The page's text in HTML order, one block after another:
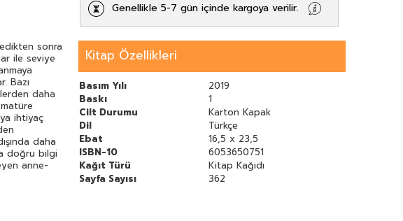
Genellikle 5-7 gün içinde kargoya verilir.
sonra
ile seviye
Bazı
daha
ihtiyaç
daha
doğru bilgi
anne-
babalar
iyi sonucu
Kitap Özellikleri
Basım Yılı
2019
Baskı
1
Cilt Durumu
Karton Kapak
Dil
Türkçe
Ebat
16,5 x 23,5
ISBN-10
6053650751
Kağıt Türü
Kitap Kağıdı
Sayfa Sayısı
362